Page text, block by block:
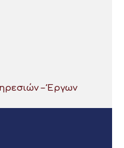
– Έργων